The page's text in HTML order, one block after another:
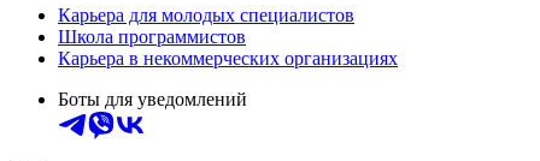
Карьера для молодых специалистов
Школа программистов
Карьера в некоммерческих организациях
Боты для уведомлений